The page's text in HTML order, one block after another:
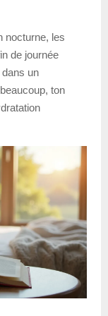
nocturne, les
de journée
un
ton